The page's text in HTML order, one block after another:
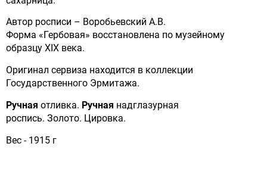
Автор росписи – Воробьевский А.В.
Форма «Гербовая» восстановлена по музейному
образцу XIX века.
Оригинал сервиза находится в коллекции
Государственного Эрмитажа.
Ручная отливка. Ручная надглазурная
роспись. Золото. Цировка.
Вес - 1915 г